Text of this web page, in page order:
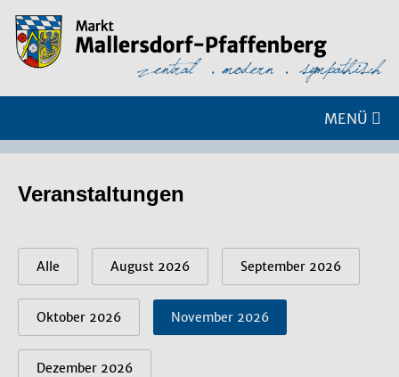
MENÜ
Veranstaltungen
Alle August 2026 September 2026
Oktober 2026 November 2026
Dezember 2026